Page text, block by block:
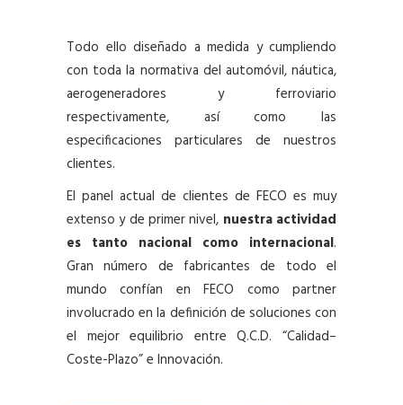
Todo ello diseñado a medida y cumpliendo
con toda la normativa del automóvil, náutica,
aerogeneradores y ferroviario
respectivamente, así como las
especificaciones particulares de nuestros
clientes.
El panel actual de clientes de FECO es muy
extenso y de primer nivel, nuestra actividad
es tanto nacional como internacional.
Gran número de fabricantes de todo el
mundo confían en FECO como partner
involucrado en la definición de soluciones con
el mejor equilibrio entre Q.C.D. “Calidad–
Coste-Plazo” e Innovación.